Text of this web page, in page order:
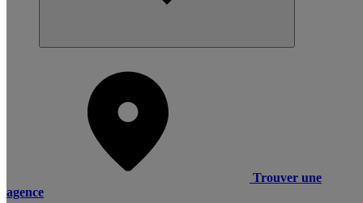
Trouver une
agence